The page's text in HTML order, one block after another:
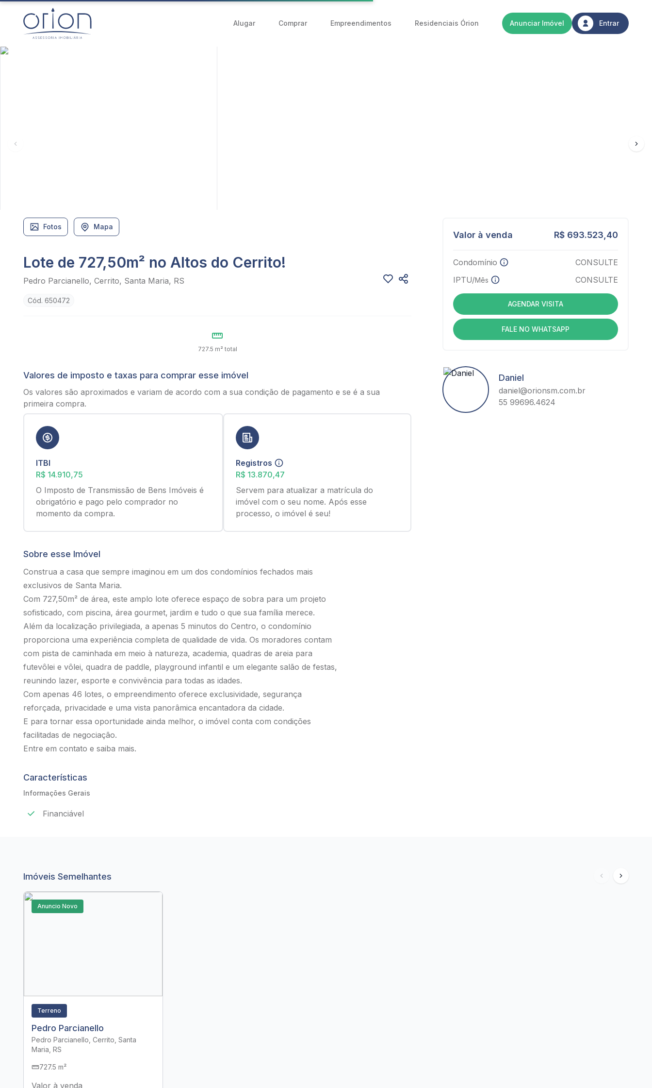
Alugar Comprar Empreendimentos Residenciais Órion Anunciar Imóvel Entrar
Fotos Mapa
Lote de 727,50m² no Altos do Cerrito!
Pedro Parcianello, Cerrito, Santa Maria, RS
Cód. 650472
727.5 m² total
Valores de imposto e taxas para comprar esse imóvel
Os valores são aproximados e variam de acordo com a sua condição de pagamento e se é a sua
primeira compra.
ITBI
R$ 14.910,75
O Imposto de Transmissão de Bens Imóveis é
obrigatório e pago pelo comprador no
momento da compra.
Registros
R$ 13.870,47
Servem para atualizar a matrícula do
imóvel com o seu nome. Após esse
processo, o imóvel é seu!
Sobre esse Imóvel
Construa a casa que sempre imaginou em um dos condomínios fechados mais
exclusivos de Santa Maria.
Com 727,50m² de área, este amplo lote oferece espaço de sobra para um projeto
sofisticado, com piscina, área gourmet, jardim e tudo o que sua família merece.
Além da localização privilegiada, a apenas 5 minutos do Centro, o condomínio
proporciona uma experiência completa de qualidade de vida. Os moradores contam
com pista de caminhada em meio à natureza, academia, quadras de areia para
futevôlei e vôlei, quadra de paddle, playground infantil e um elegante salão de festas,
reunindo lazer, esporte e convivência para todas as idades.
Com apenas 46 lotes, o empreendimento oferece exclusividade, segurança
reforçada, privacidade e uma vista panorâmica encantadora da cidade.
E para tornar essa oportunidade ainda melhor, o imóvel conta com condições
facilitadas de negociação.
Entre em contato e saiba mais.
Características
Informações Gerais
Financiável
Valor à venda R$ 693.523,40
Condomínio
CONSULTE
IPTU/Mês CONSULTE
AGENDAR VISITA
FALE NO WHATSAPP
Daniel
daniel@orionsm.com.br
55 99696.4624
Imóveis Semelhantes
Anuncio Novo
Terreno
Pedro Parcianello
Pedro Parcianello, Cerrito, Santa
Maria, RS
727.5 m²
Valor à venda